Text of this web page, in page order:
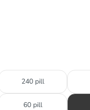
240 pill
60 pill